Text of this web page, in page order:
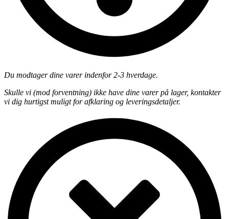
Du modtager dine varer indenfor 2-3 hverdage.
Skulle vi (mod forventning) ikke have dine varer på lager, kontakter
vi dig hurtigst muligt for afklaring og leveringsdetaljer.